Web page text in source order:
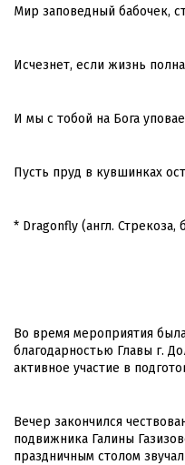
Мир заповедный бабочек,
Исчезнет, если жизнь
И мы с тобой на Бога
Пусть пруд в кувшинках
* Dragonfly (англ.
Во время мероприятия
благодарностью Главы г.
активное участие в
Вечер закончился
подвижника Галины
праздничным столом